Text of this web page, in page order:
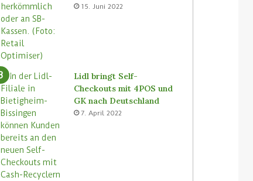
15. Juni 2022
Lidl bringt Self-
Checkouts mit 4POS und
GK nach Deutschland
7. April 2022